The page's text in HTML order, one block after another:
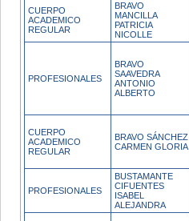
CUERPO
ACADEMICO
REGULAR
BRAVO
MANCILLA
PATRICIA
NICOLLE
PROFESIONALES
BRAVO
SAAVEDRA
ANTONIO
ALBERTO
CUERPO
ACADEMICO
REGULAR
BRAVO SÁNCHEZ
CARMEN GLORIA
PROFESIONALES
BUSTAMANTE
CIFUENTES
ISABEL
ALEJANDRA